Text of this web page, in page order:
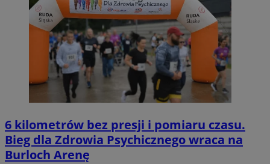
6 kilometrów bez presji i pomiaru czasu.
Bieg dla Zdrowia Psychicznego wraca na
Burloch Arenę